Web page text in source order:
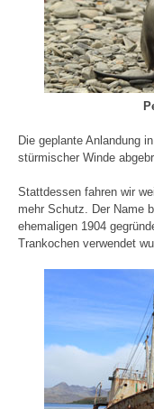
Die geplante Anlandung in
stürmischer Winde
Stattdessen fahren wir
mehr Schutz. Der Name
ehemaligen 1904
Trankochen verwendet